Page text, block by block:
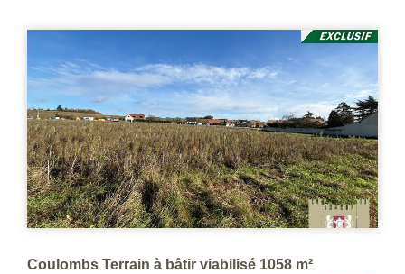
Terrain Proche de Maintenon 664 m2